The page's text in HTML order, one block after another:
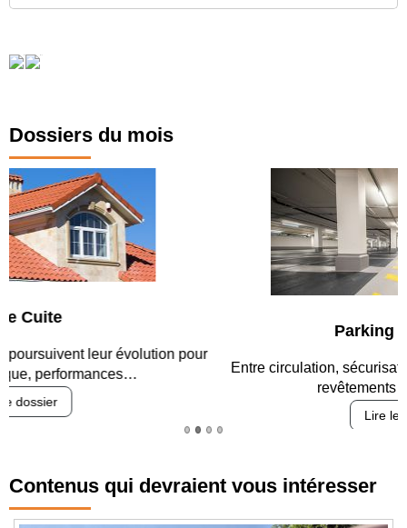
Dossiers du mois
Entre circulation, sécurisation des accès, durabilité des
Contenus qui devraient vous intéresser